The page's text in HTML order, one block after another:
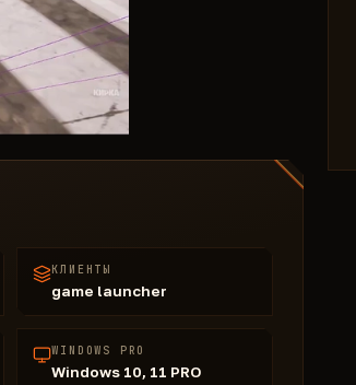
КЛИЕНТЫ
game launcher
WINDOWS PRO
Windows 10, 11 PRO